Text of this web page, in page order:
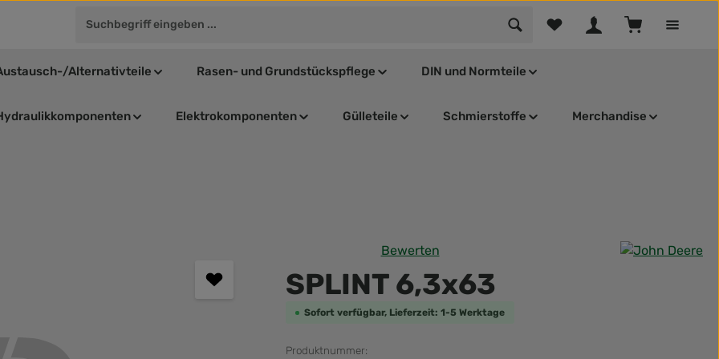
Du hast 0 Produkte auf dem
Alternativteile Rasen- und Grundstückspflege DIN und Normteile
Elektrokomponenten Gülleteile Schmierstoffe Merchandise
Bewerten
SPLINT 6,3x63
Sofort verfügbar, Lieferzeit: 1-5 Werktage
Produktnummer: